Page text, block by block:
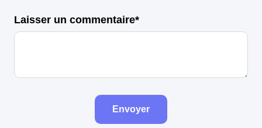
Laisser un commentaire*
Envoyer